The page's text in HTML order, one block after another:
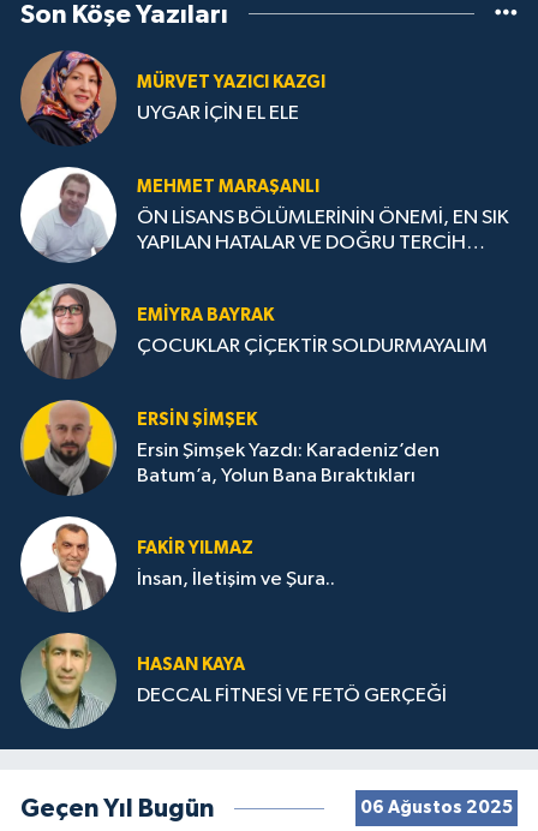
Son Köşe Yazıları
MÜRVET YAZICI KAZGI
UYGAR İÇİN EL ELE
MEHMET MARAŞANLI
ÖN LİSANS BÖLÜMLERİNİN ÖNEMİ, EN SIK
YAPILAN HATALAR VE DOĞRU TERCİH
EMIYRA BAYRAK
ÇOCUKLAR ÇİÇEKTİR SOLDURMAYALIM
ERSIN ŞIMŞEK
Ersin Şimşek Yazdı: Karadeniz’den
Batum’a, Yolun Bana Bıraktıkları
FAKIR YILMAZ
İnsan, İletişim ve Şura..
HASAN KAYA
DECCAL FİTNESİ VE FETÖ GERÇEĞİ
Geçen Yıl Bugün 06 Ağustos 2025